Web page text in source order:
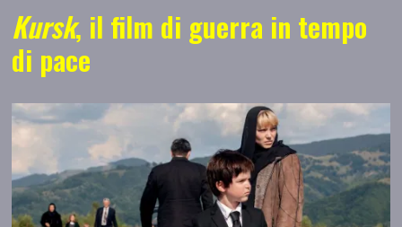
Kursk, il film di guerra in tempo
di pace